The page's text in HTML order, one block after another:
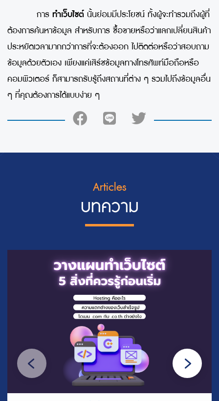
การ ทำเว็บไซต์ นั้นย่อมมีประโยชน์ ทั้งผู้จะทำรวมถึงผู้ที่
ต้องการค้นหาข้อมูล สำหรับการ ซื้อขายหรือว่าแลกเปลี่ยนสินค้า
ประหยัดเวลามากกว่าการที่จะต้องออก ไปติดต่อหรือว่าสอบถาม
ข้อมูลด้วยตัวเอง เพียงแค่เสิร์ชข้อมูลทางโทรศัพท์มือถือหรือ
คอมพิวเตอร์ ก็สามารถรับรู้ถึงสถานที่ต่าง ๆ รวมไปถึงข้อมูลอื่น
ๆ ที่คุณต้องการได้แบบง่าย ๆ
Articles
บทความ